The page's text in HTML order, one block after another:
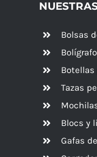
Bolsas
Botellas
Tazas
Blocs y
Gafas